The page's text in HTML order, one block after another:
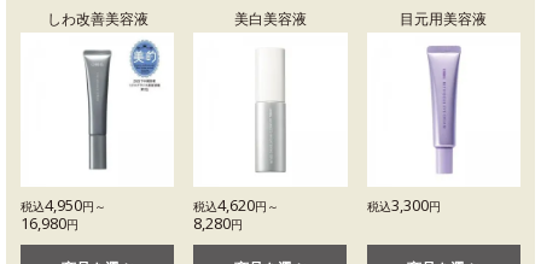
しわ改善美容液
税込4,950円～
16,980円
美白美容液
税込4,620円～
8,280円
目元用美容液
税込3,300円